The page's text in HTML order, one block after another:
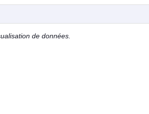
de données.